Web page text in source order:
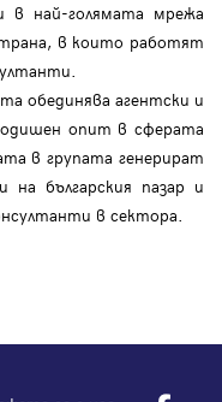
в най-голямата мрежа
в които работят
обединява агентски и
опит в сферата
в групата генерират
българския пазар и
в сектора.